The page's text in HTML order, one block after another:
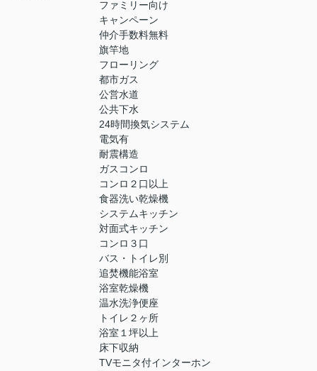
ファミリー向け
キャンペーン
仲介手数料無料
旗竿地
フローリング
都市ガス
公営水道
公共下水
24時間換気システム
電気有
耐震構造
ガスコンロ
コンロ２口以上
食器洗い乾燥機
システムキッチン
対面式キッチン
コンロ３口
バス・トイレ別
追焚機能浴室
浴室乾燥機
温水洗浄便座
トイレ２ヶ所
浴室１坪以上
床下収納
TVモニタ付インターホン